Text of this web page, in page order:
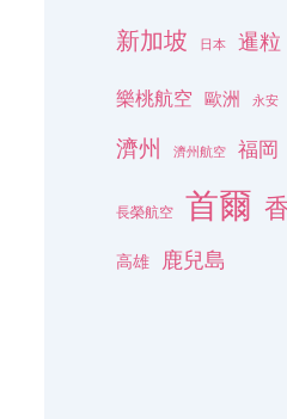
新加坡 日本 暹粒
樂桃航空 歐洲 永安
濟州 濟州航空 福岡
長榮航空 首爾
高雄 鹿兒島